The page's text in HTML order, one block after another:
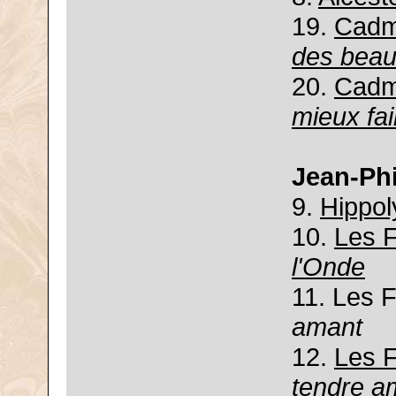
19.
des
20.
mieux
Jean-
9.
10. Les
l'Onde
11. Les
amant
12. Les
tendre